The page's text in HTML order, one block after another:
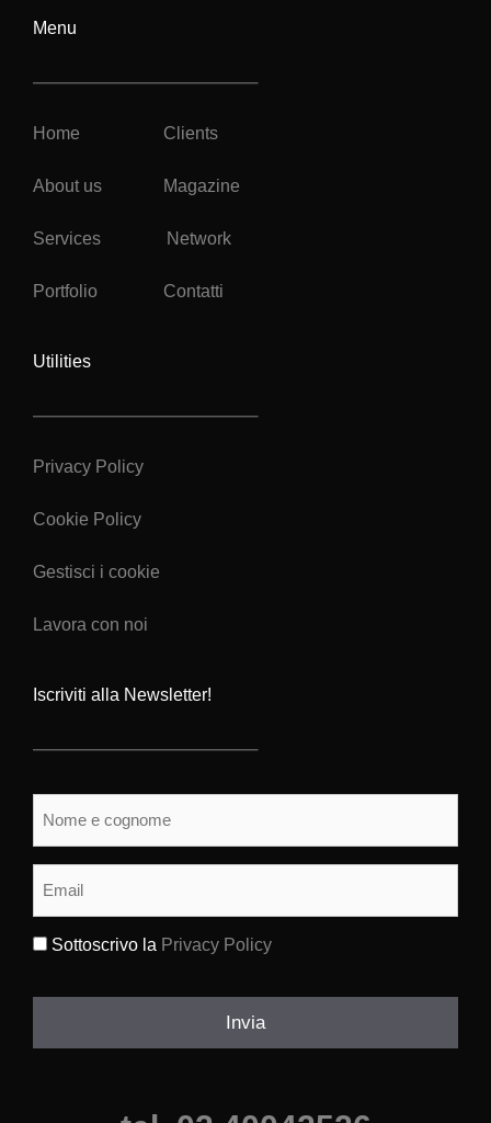
Menu
Home Clients
About us Magazine
Services Network
Portfolio Contatti
Utilities
Privacy Policy
Cookie Policy
Gestisci i cookie
Lavora con noi
Iscriviti alla Newsletter!
Sottoscrivo la Privacy Policy
Invia